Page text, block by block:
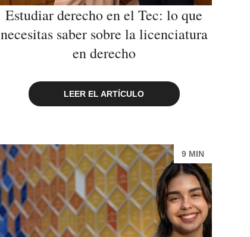
Estudiar derecho en el Tec: lo que
necesitas saber sobre la licenciatura
en derecho
LEER EL ARTÍCULO
9 MIN